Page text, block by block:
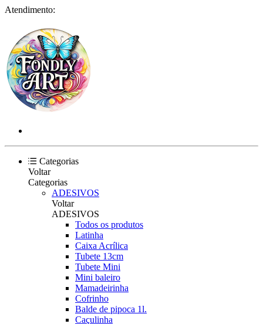
Atendimento:
Categorias
Voltar
Categorias
ADESIVOS
Voltar
ADESIVOS
Todos os produtos
Latinha
Caixa Acrílica
Tubete 13cm
Tubete Mini
Mini baleiro
Mamadeirinha
Cofrinho
Balde de pipoca 1l.
Caçulinha